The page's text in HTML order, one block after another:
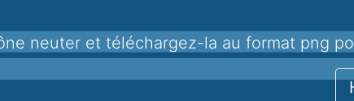
neuter et téléchargez-la au format png